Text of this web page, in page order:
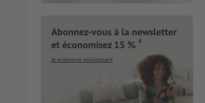
Abonnez-vous à la newsletter
et économisez 15 % 4
Je m’abonne maintenant